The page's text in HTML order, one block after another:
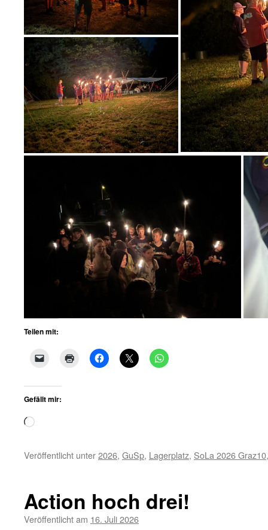
Teilen mit:
Gefällt mir:
Wird
Veröffentlicht unter2026, GuSp, Lagerplatz, SoLa 2026 Graz10
Action hoch drei!
Veröffentlicht am 16. Juli 2026